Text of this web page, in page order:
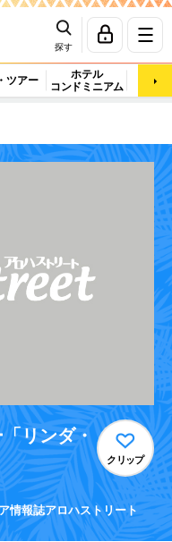
探す
ツアー
ホテル
コンドミニアム
マッ
リンダ・
クリップ
情報誌アロハストリート